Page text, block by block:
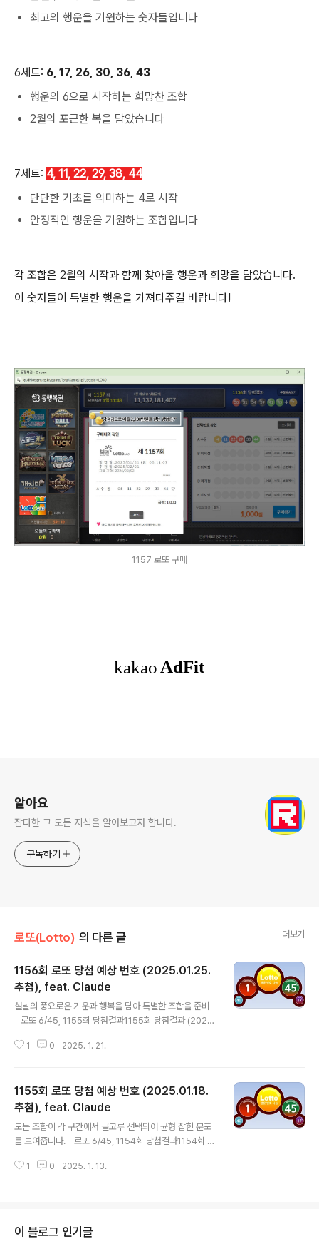
최고의 행운을 기원하는 숫자들입니다
6세트: 6, 17, 26, 30, 36, 43
행운의 6으로 시작하는 희망찬 조합
2월의 포근한 복을 담았습니다
7세트: 4, 11, 22, 29, 38, 44
단단한 기초를 의미하는 4로 시작
안정적인 행운을 기원하는 조합입니다
각 조합은 2월의 시작과 함께 찾아올 행운과 희망을 담았습니다.
이 숫자들이 특별한 행운을 가져다주길 바랍니다!
1157 로또 구매
알아요
잡다한 그 모든 지식을 알아보고자 합니다.
구독하기
로또(Lotto) 의 다른 글 더보기
1156회 로또 당첨 예상 번호 (2025.01.25.
추첨), feat. Claude
설날의 풍요로운 기운과 행복을 담아 특별한 조합을 준비
로또 6/45, 1155회 당첨결과1155회 당첨결과 (2025
번호 : 13 1등 총 당첨금 : 285억원(7명 / 41억) 설을 맞
다! 1세트: 3, 15, 24, 31, 38, 45풍요의 3으로 시작하는
상승세 조합설날의 넉넉한 기운을 담았습니다 2세트: 7, 1
4, 25, 33, 40, 42행운의 7로 시작하는 복되는 조합25
(이십오)는 설날의 풍성함을 상징합니다 3세트: 1, 12, 23,
34, 39, 44새해의 시작을 의미하는 1로 시작점진..
1 0 2025. 1. 21.
1155회 로또 당첨 예상 번호 (2025.01.18.
추첨), feat. Claude
모든 조합이 각 구간에서 골고루 선택되어 균형 잡힌 분포
를 보여줍니다. 로또 6/45, 1154회 당첨결과1154회 당
2, 38 보너스번호 : 27 1등 총 당첨금 : 278억원(15명 / 1
다. 1세트: 3, 8, 13, 17, 31, 37한자리 대역: 3, 810번대:
13, 1730번대: 31, 37 2세트: 22, 25, 33, 38, 41, 442
1 0 2025. 1. 13.
이 블로그 인기글